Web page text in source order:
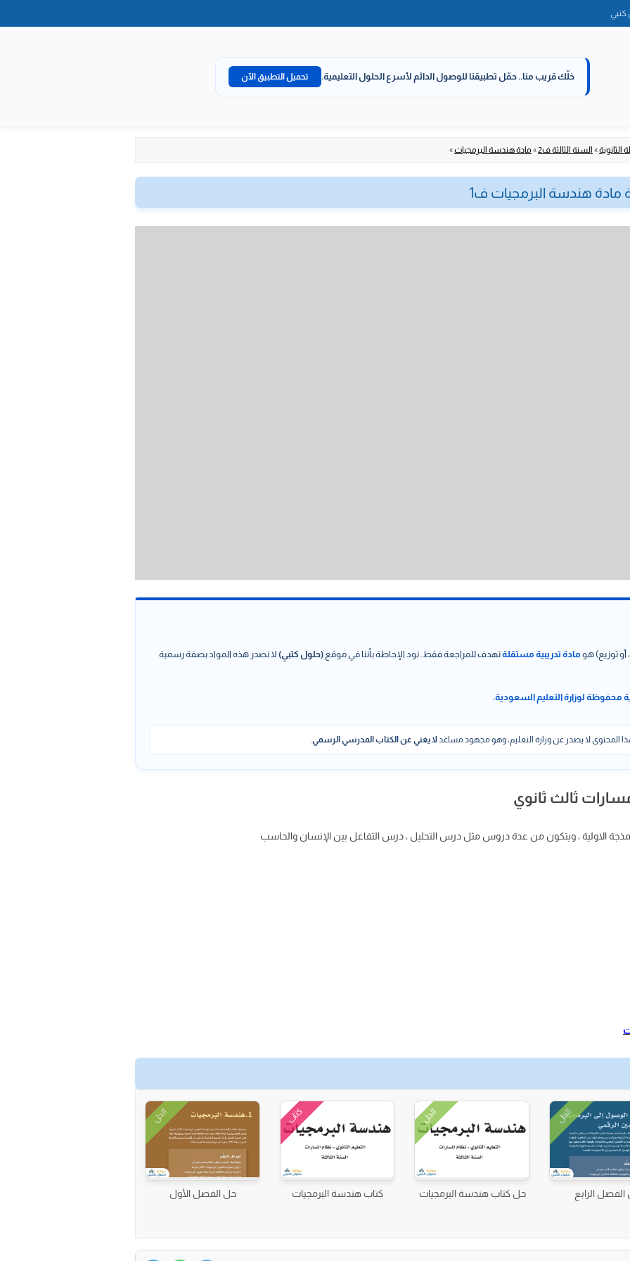
كتبي
خلّك قريب منا.. حمّل تطبيقنا للوصول الدائم لأسرع الحلول التعليمية. تحميل التطبيق الآن
الثانوية» السنة الثالثة ف2 » مادة هندسة البرمجيات»
مادة هندسة البرمجيات ف1
أو توزيع) هو مادة تدريبية مستقلةتهدف للمراجعة فقط. نود الإحاطة بأننا في موقع (حلول كتبي) لا نصدر هذه المواد بصفة رسمية
محفوظة لوزارة التعليم السعودية.
المحتوى لا يصدر عن وزارة التعليم، وهو مجهود مساعدلا يغني عن الكتاب المدرسي الرسمي.
الاولية ، ويتكون من عدة دروس مثل درس التحليل ، درس التفاعل بين الإنسان والحاسب
الحل
الرابع
الحل
حل كتاب هندسة البرمجيات
كتاب
كتاب هندسة البرمجيات
الحل
حل الفصل الأول